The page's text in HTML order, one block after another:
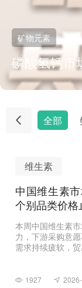
格稳定运行
全部
维生素
中国维生素
个别品类价格
本周中国维生素
力，下游采购意
需求持续疲软，
1927